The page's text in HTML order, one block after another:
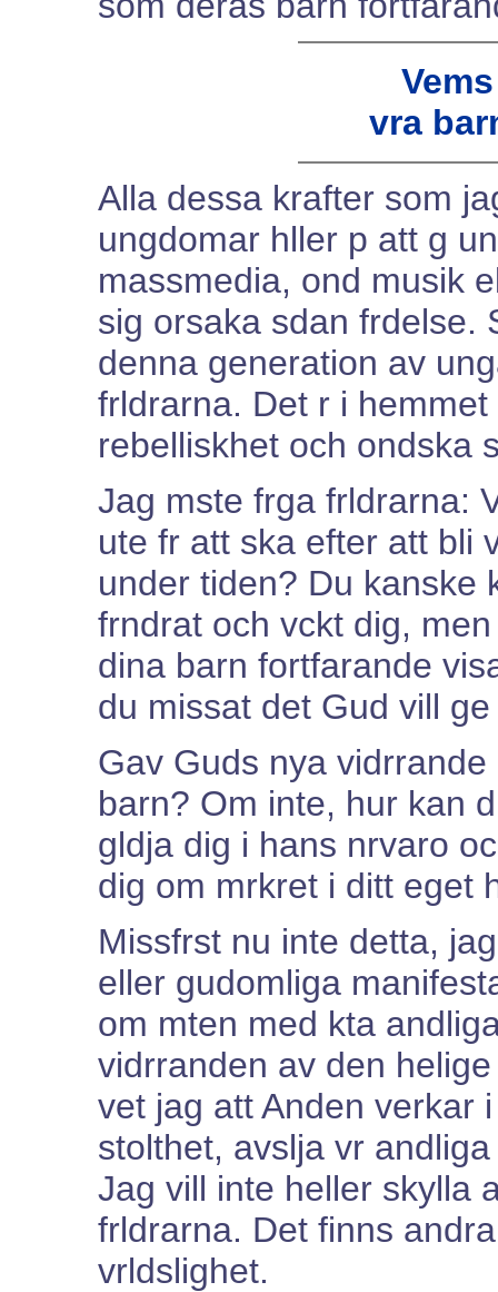
vra
Alla dessa krafter som
ungdomar hller p att g
massmedia, ond musik
sig orsaka sdan frdelse.
denna generation av
frldrarna. Det r i
rebelliskhet och ondska
Jag mste frga frldrarna:
ute fr att ska efter att bli
under tiden? Du kanske
frndrat och vckt dig,
dina barn fortfarande
du missat det Gud vill
Gav Guds nya
barn? Om inte, hur kan
gldja dig i hans nrvaro
dig om mrkret i ditt eget
Missfrst nu inte detta,
eller gudomliga
om mten med kta
vidrranden av den
vet jag att Anden verkar
stolthet, avslja vr
Jag vill inte heller skylla
frldrarna. Det finns
vrldslighet.